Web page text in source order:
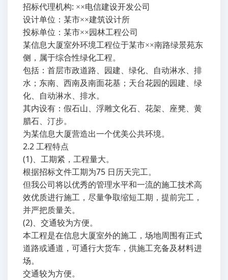
招标代理机构: ××电信建设开发公司
设计单位：某市××建筑设计所
投标单位：某市××园林工程公司
某信息大厦室外环境工程位于某市××南路绿景苑东
侧，属于综合性绿化工程。
包括：首层市政道路、园建、绿化、自动淋水、排
水；东南、西南及南面花基；天台花园的园建、绿
化、自动淋水、排水。
其内设有：假石山、浮雕文化石、花架、座凳、黄
腊石、汀步。
为某信息大厦营造出一个优美公共环境。
2.2 工程特点
(1) 、工期紧，工程量大。
根据招标文件工期为75 日历天完工。
但我公司将以优秀的管理水平和一流的施工技术高
效优质进行施工，尽量争取缩短工期，提前完工，
并严把质量关。
(2) 、交通较为方便。
本工程是在信息大厦室外的施工，场地周围有正式
道路或通道，可通行大货车，供施工充备及材料进
场。
交通较为方便。